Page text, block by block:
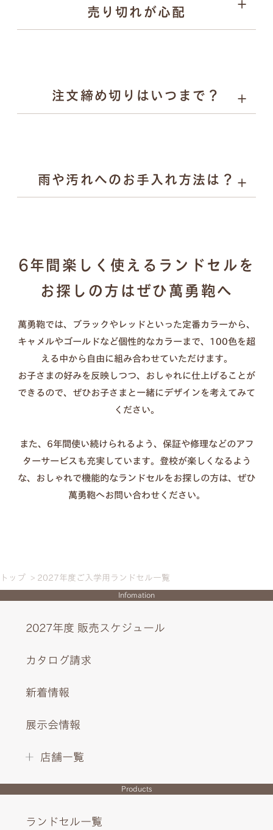
お子様の背中を支えます。
Rire（リル）：やさしい彩りとかわいらしさを、自然体
売り切れが心配
注文締め切りはいつまで？
雨や汚れへのお手入れ方法は？
い場所で陰干し
汚れた場合：固く絞った布で優しく拭く（洗剤・クリー
長持ちのコツ：カバーを外して通気させる、濡れたまま
放置しない
傷が気になる時：透明カバーの併用もおすすめ
6年間楽しく使えるランドセルを
お探しの方はぜひ萬勇鞄へ
萬勇鞄では、ブラックやレッドといった定番カラーから、
キャメルやゴールドなど個性的なカラーまで、100色を超
える中から自由に組み合わせていただけます。
お子さまの好みを反映しつつ、おしゃれに仕上げることが
できるので、ぜひお子さまと一緒にデザインを考えてみて
ください。
また、6年間使い続けられるよう、保証や修理などのアフ
ターサービスも充実しています。登校が楽しくなるよう
な、おしゃれで機能的なランドセルをお探しの方は、ぜひ
萬勇鞄へお問い合わせください。
トップ 2027年度ご入学用ランドセル一覧
Infomation
2027年度 販売スケジュール
カタログ請求
新着情報
展示会情報
店舗一覧
Products
ランドセル一覧